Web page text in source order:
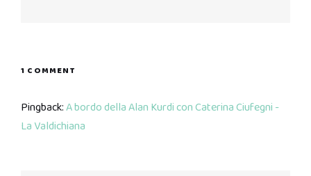
1 COMMENT
Pingback:A bordo della Alan Kurdi con Caterina Ciufegni -
La Valdichiana